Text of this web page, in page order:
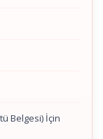
Belgesi) İçin